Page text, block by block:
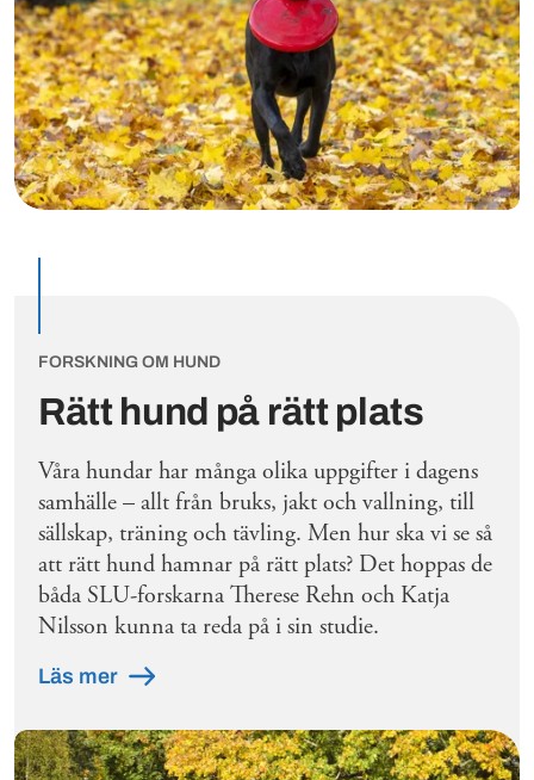
Rätt hund på rätt plats
FORSKNING OM HUND
Våra hundar har många olika uppgifter i dagens
samhälle – allt från bruks, jakt och vallning, till
sällskap, träning och tävling. Men hur ska vi se så
att rätt hund hamnar på rätt plats? Det hoppas de
båda SLU-forskarna Therese Rehn och Katja
Nilsson kunna ta reda på i sin studie.
Läs mer